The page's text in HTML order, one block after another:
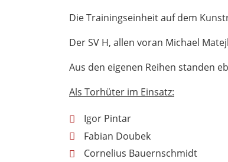
Die Trainingseinheit auf dem
Der SV H, allen voran Michael
Aus den eigenen Reihen standen
Als Torhüter im Einsatz:
Igor Pintar
Fabian Doubek
Cornelius Bauernschmidt